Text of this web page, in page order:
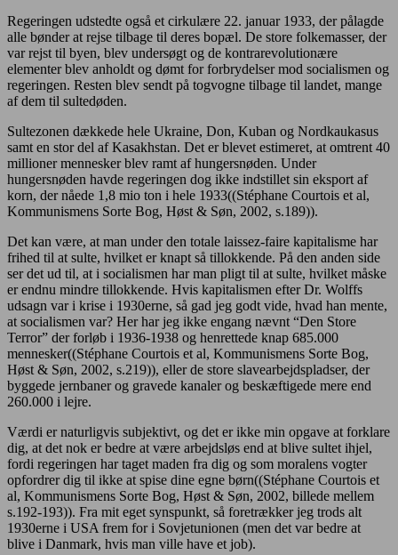
Regeringen udstedte også et cirkulære 22. januar 1933, der pålagde
alle bønder at rejse tilbage til deres bopæl. De store folkemasser, der
var rejst til byen, blev undersøgt og de kontrarevolutionære
elementer blev anholdt og dømt for forbrydelser mod socialismen og
regeringen. Resten blev sendt på togvogne tilbage til landet, mange
af dem til sultedøden.
Sultezonen dækkede hele Ukraine, Don, Kuban og Nordkaukasus
samt en stor del af Kasakhstan. Det er blevet estimeret, at omtrent 40
millioner mennesker blev ramt af hungersnøden. Under
hungersnøden havde regeringen dog ikke indstillet sin eksport af
korn, der nåede 1,8 mio ton i hele 1933((Stéphane Courtois et al,
Kommunismens Sorte Bog, Høst & Søn, 2002, s.189)).
Det kan være, at man under den totale laissez-faire kapitalisme har
frihed til at sulte, hvilket er knapt så tillokkende. På den anden side
ser det ud til, at i socialismen har man pligt til at sulte, hvilket måske
er endnu mindre tillokkende. Hvis kapitalismen efter Dr. Wolffs
udsagn var i krise i 1930erne, så gad jeg godt vide, hvad han mente,
at socialismen var? Her har jeg ikke engang nævnt “Den Store
Terror” der forløb i 1936-1938 og henrettede knap 685.000
mennesker((Stéphane Courtois et al, Kommunismens Sorte Bog,
Høst & Søn, 2002, s.219)), eller de store slavearbejdspladser, der
byggede jernbaner og gravede kanaler og beskæftigede mere end
260.000 i lejre.
Værdi er naturligvis subjektivt, og det er ikke min opgave at forklare
dig, at det nok er bedre at være arbejdsløs end at blive sultet ihjel,
fordi regeringen har taget maden fra dig og som moralens vogter
opfordrer dig til ikke at spise dine egne børn((Stéphane Courtois et
al, Kommunismens Sorte Bog, Høst & Søn, 2002, billede mellem
s.192-193)). Fra mit eget synspunkt, så foretrækker jeg trods alt
1930erne i USA frem for i Sovjetunionen (men det var bedre at
blive i Danmark, hvis man ville have et job).